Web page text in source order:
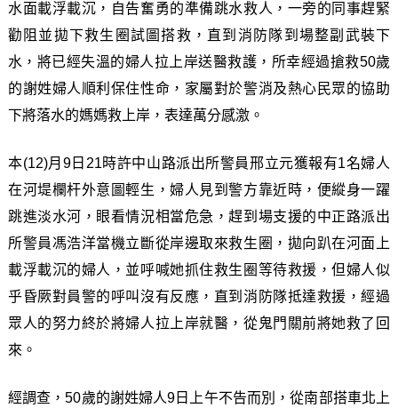
水面載浮載沉，自告奮勇的準備跳水救人，一旁的同事趕緊
勸阻並拋下救生圈試圖搭救，直到消防隊到場整副武裝下
水，將已經失溫的婦人拉上岸送醫救護，所幸經過搶救50歲
的謝姓婦人順利保住性命，家屬對於警消及熱心民眾的協助
下將落水的媽媽救上岸，表達萬分感激。
本(12)月9日21時許中山路派出所警員邢立元獲報有1名婦人
在河堤欄杆外意圖輕生，婦人見到警方靠近時，便縱身一躍
跳進淡水河，眼看情況相當危急，趕到場支援的中正路派出
所警員馮浩洋當機立斷從岸邊取來救生圈，拋向趴在河面上
載浮載沉的婦人，並呼喊她抓住救生圈等待救援，但婦人似
乎昏厥對員警的呼叫沒有反應，直到消防隊抵達救援，經過
眾人的努力終於將婦人拉上岸就醫，從鬼門關前將她救了回
來。
經調查，50歲的謝姓婦人9日上午不告而別，從南部搭車北上